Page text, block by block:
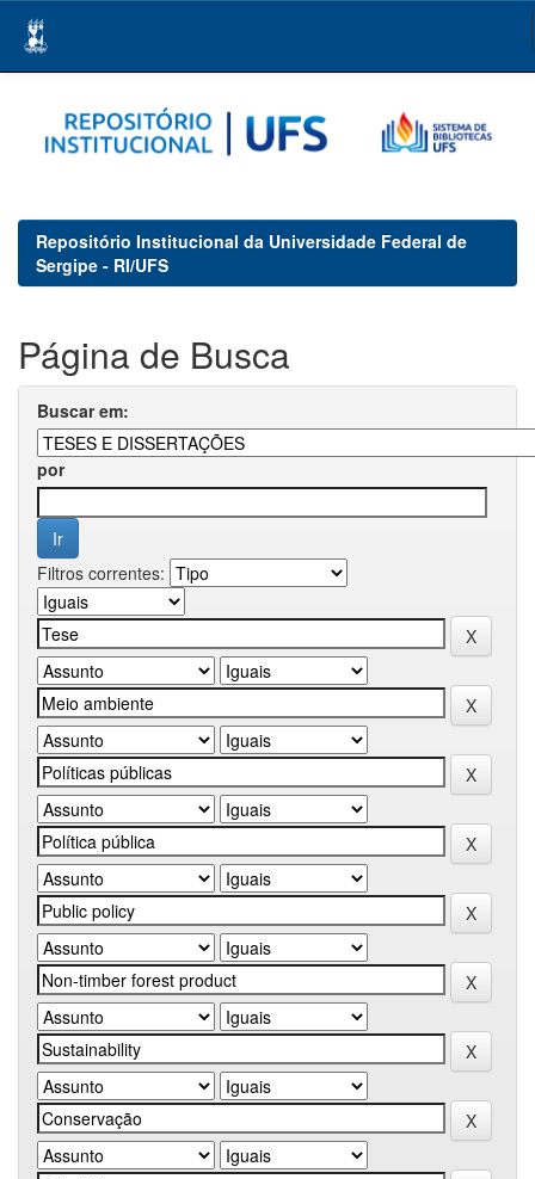
navigation
Repositório Institucional da Universidade Federal de
Sergipe - RI/UFS
Página de Busca
Buscar em:
por
Filtros correntes: